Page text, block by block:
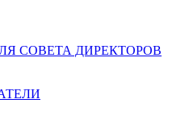
СОВЕТА ДИРЕКТОРОВ